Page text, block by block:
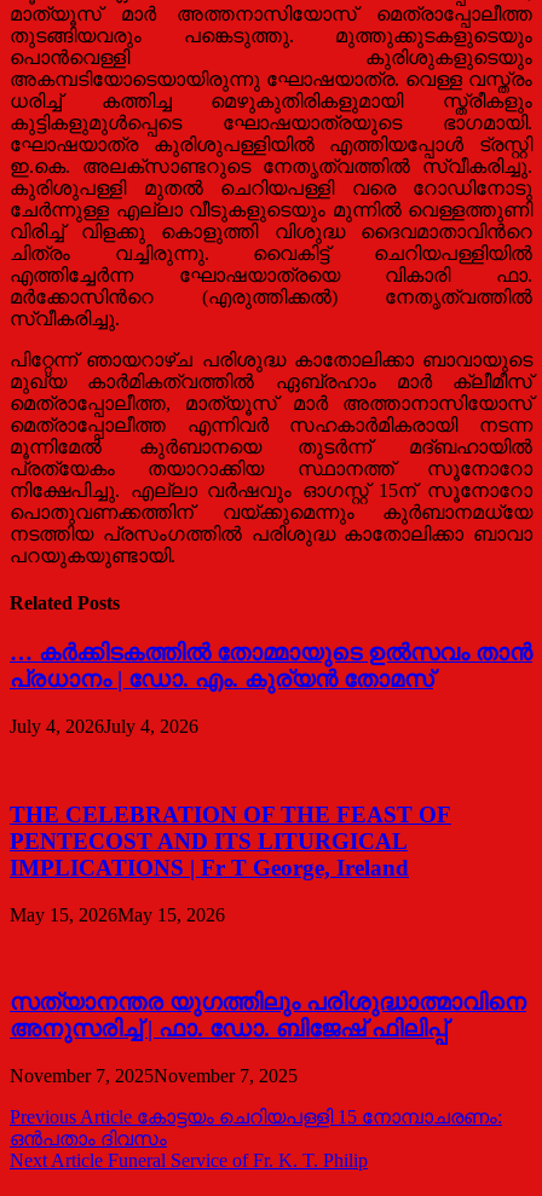
മാത്യൂസ് മാര്‍ അത്തനാസിയോസ് മെത്രാപ്പോലീത്ത
തുടങ്ങിയവരും പങ്കെടുത്തു. മുത്തുക്കുടകളുടെയും
പൊന്‍വെള്ളി കുരിശുകളുടെയും
അകമ്പടിയോടെയായിരുന്നു ഘോഷയാത്ര. വെള്ള വസ്ത്രം
ധരിച്ച് കത്തിച്ച മെഴുകുതിരികളുമായി സ്ത്രീകളും
കുട്ടികളുമുള്‍പ്പെടെ ഘോഷയാത്രയുടെ ഭാഗമായി.
ഘോഷയാത്ര കുരിശുപള്ളിയില്‍ എത്തിയപ്പോള്‍ ട്രസ്റ്റി
ഇ.കെ. അലക്സാണ്ടറുടെ നേതൃത്വത്തില്‍ സ്വീകരിച്ചു.
കുരിശുപള്ളി മുതല്‍ ചെറിയപള്ളി വരെ റോഡിനോടു
ചേര്‍ന്നുള്ള എല്ലാ വീടുകളുടെയും മുന്നില്‍ വെള്ളത്തുണി
വിരിച്ച് വിളക്കു കൊളുത്തി വിശുദ്ധ ദൈവമാതാവിന്‍റെ
ചിത്രം വച്ചിരുന്നു. വൈകിട്ട് ചെറിയപള്ളിയില്‍
എത്തിച്ചേര്‍ന്ന ഘോഷയാത്രയെ വികാരി ഫാ.
മര്‍ക്കോസിന്‍റെ (എരുത്തിക്കല്‍) നേതൃത്വത്തില്‍
സ്വീകരിച്ചു.
പിറ്റേന്ന് ഞായറാഴ്ച പരിശുദ്ധ കാതോലിക്കാ ബാവായുടെ
മുഖ്യ കാര്‍മികത്വത്തില്‍ ഏബ്രഹാം മാര്‍ ക്ലീമീസ്
മെത്രാപ്പോലീത്ത, മാത്യൂസ് മാര്‍ അത്താനാസിയോസ്
മെത്രാപ്പോലീത്ത എന്നിവര്‍ സഹകാര്‍മികരായി നടന്ന
മൂന്നിമേല്‍ കുര്‍ബാനയെ തുടര്‍ന്ന് മദ്ബഹായില്‍
പ്രത്യേകം തയാറാക്കിയ സ്ഥാനത്ത് സൂനോറോ
നിക്ഷേപിച്ചു. എല്ലാ വര്‍ഷവും ഓഗസ്റ്റ് 15ന് സൂനോറോ
പൊതുവണക്കത്തിന് വയ്ക്കുമെന്നും കുര്‍ബാനമധ്യേ
നടത്തിയ പ്രസംഗത്തില്‍ പരിശുദ്ധ കാതോലിക്കാ ബാവാ
പറയുകയുണ്ടായി.
Related Posts
… കര്‍ക്കിടകത്തില്‍ തോമ്മായുടെ ഉല്‍സവം താന്‍
പ്രധാനം | ഡോ. എം. കുര്യന്‍ തോമസ്
July 4, 2026July 4, 2026
THE CELEBRATION OF THE FEAST OF
PENTECOST AND ITS LITURGICAL
IMPLICATIONS | Fr T George, Ireland
May 15, 2026May 15, 2026
സത്യാനന്തര യുഗത്തിലും പരിശുദ്ധാത്മാവിനെ
അനുസരിച്ച് | ഫാ. ഡോ. ബിജേഷ് ഫിലിപ്പ്
November 7, 2025November 7, 2025
Post
navigation
Previous Article കോട്ടയം ചെറിയപള്ളി 15 നോമ്പാചരണം:
ഒൻപതാം ദിവസം
Next Article Funeral Service of Fr. K. T. Philip